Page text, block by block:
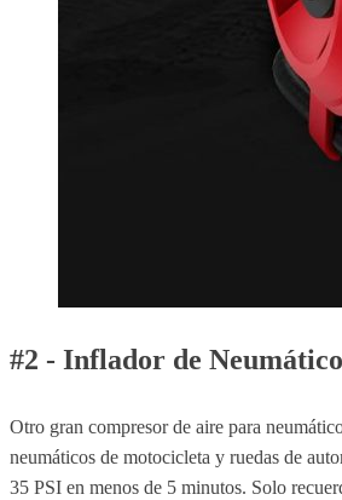
#2 - Inflador de
Otro gran compresor de aire para
neumáticos de motocicleta y ruedas de
35 PSI en menos de 5 minutos. Solo